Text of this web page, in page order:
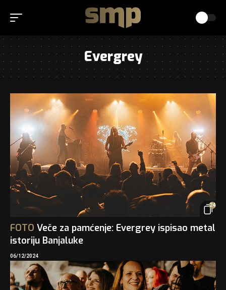
Evergrey
24
FOTO Veče za pamćenje: Evergrey ispisao metal
istoriju Banjaluke
06/12/2024